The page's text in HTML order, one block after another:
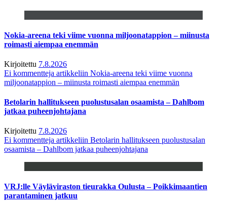
Nokia-areena teki viime vuonna miljoonatappion – miinusta
roimasti aiempaa enemmän
Kirjoitettu 7.8.2026
Ei kommentteja artikkeliin Nokia-areena teki viime vuonna
miljoonatappion – miinusta roimasti aiempaa enemmän
Betolarin hallitukseen puolustusalan osaamista – Dahlbom
jatkaa puheenjohtajana
Kirjoitettu 7.8.2026
Ei kommentteja artikkeliin Betolarin hallitukseen puolustusalan
osaamista – Dahlbom jatkaa puheenjohtajana
VRJ:lle Väyläviraston tieurakka Oulusta – Poikkimaantien
parantaminen jatkuu